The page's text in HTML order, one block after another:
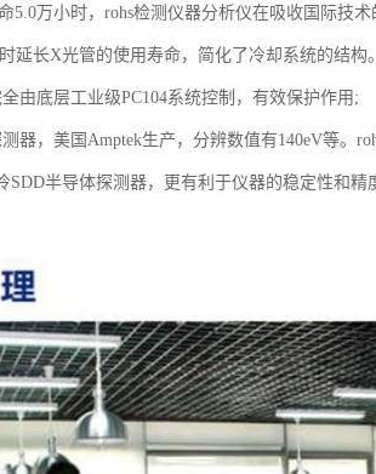
5.0万小时，rohs检测仪器分析仪在吸收国际技
延长X光管的使用寿命，简化了冷却系统的结构
由底层工业级PC104系统控制，有效保护作用;
器，美国Amptek生产，分辨数值有140eV等。
SDD半导体探测器，更有利于仪器的稳定性和